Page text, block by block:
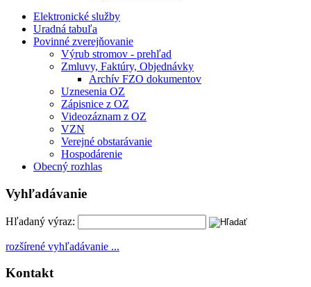
Elektronické služby
Uradná tabuľa
Povinné zverejňovanie
Výrub stromov - prehľad
Zmluvy, Faktúry, Objednávky
Archív FZO dokumentov
Uznesenia OZ
Zápisnice z OZ
Videozáznam z OZ
VZN
Verejné obstarávanie
Hospodárenie
Obecný rozhlas
Vyhľadávanie
Hľadaný výraz:
rozšírené vyhľadávanie ...
Kontakt